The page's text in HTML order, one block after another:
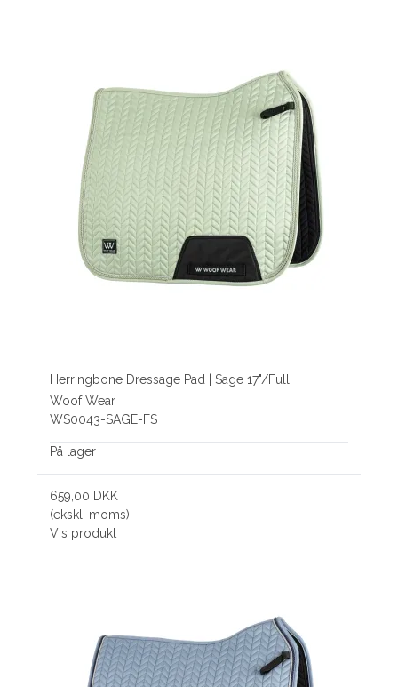
Herringbone Dressage Pad | Sage 17"/Full
Woof Wear
WS0043-SAGE-FS
På lager
659,00 DKK
(ekskl. moms)
Vis produkt